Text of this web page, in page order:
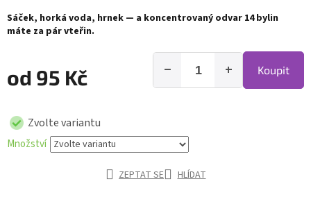
Sáček, horká voda, hrnek — a koncentrovaný odvar 14 bylin
máte za pár vteřin.
od 95 Kč +
− Koupit
Zvolte variantu
Množství
ZEPTAT SE HLÍDAT